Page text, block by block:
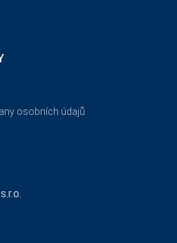
osobních údajů